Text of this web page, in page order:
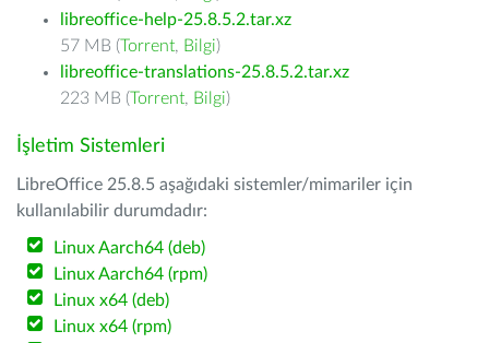
libreoffice-help-25.8.5.2.tar.xz
57 MB (Torrent, Bilgi)
libreoffice-translations-25.8.5.2.tar.xz
223 MB (Torrent, Bilgi)
İşletim Sistemleri
LibreOffice 25.8.5 aşağıdaki sistemler/mimariler için
kullanılabilir durumdadır:
Linux Aarch64 (deb)
Linux Aarch64 (rpm)
Linux x64 (deb)
Linux x64 (rpm)